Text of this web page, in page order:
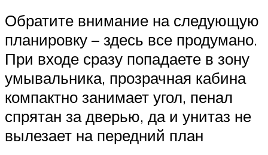
Обратите внимание на следующую
планировку – здесь все продумано.
При входе сразу попадаете в зону
умывальника, прозрачная кабина
компактно занимает угол, пенал
спрятан за дверью, да и унитаз не
вылезает на передний план